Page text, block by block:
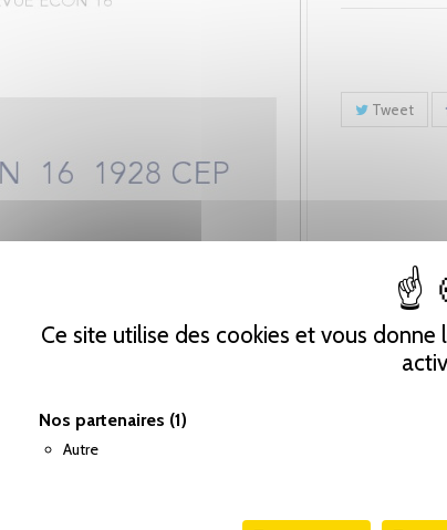
Ce site utilise des cookies et vous
Nos partenaires (1)
Autre
Tweet